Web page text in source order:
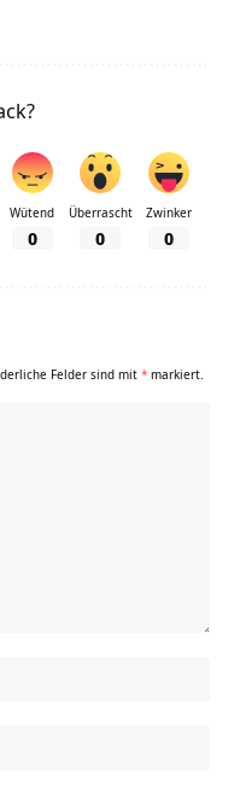
Wütend
0
Überrascht
0
Zwinker
0
Felder sind mit * markiert.